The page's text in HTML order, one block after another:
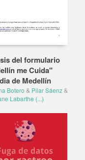
del formulario
me Cuida"
de Medellín
Botero & Pilar Sáenz&
Labarthe (...)